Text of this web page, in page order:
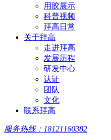
用胶展示
科普视频
拜高日常
关于拜高
走进拜高
发展历程
研发中心
认证
团队
文化
联系拜高
服务热线：18121160382